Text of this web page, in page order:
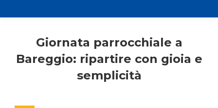
Giornata parrocchiale a
Bareggio: ripartire con gioia e
semplicità